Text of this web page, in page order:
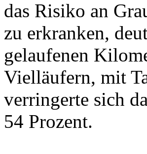
das Risiko an
zu erkranken,
gelaufenen
Vielläufern, mit
verringerte sich
54 Prozent.